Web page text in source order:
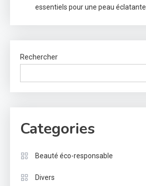
essentiels pour une peau éclatante
Rechercher
Categories
Beauté éco-responsable
Divers